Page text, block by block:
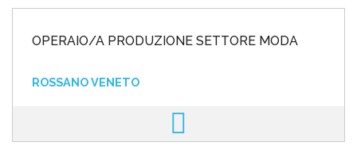
OPERAIO/A PRODUZIONE SETTORE MODA
ROSSANO VENETO